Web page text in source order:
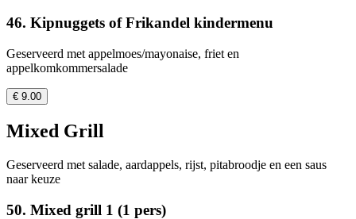
46. Kipnuggets of Frikandel kindermenu
Geserveerd met appelmoes/mayonaise, friet en
appelkomkommersalade
€ 9.00
Mixed Grill
Geserveerd met salade, aardappels, rijst, pitabroodje en een saus
naar keuze
50. Mixed grill 1 (1 pers)